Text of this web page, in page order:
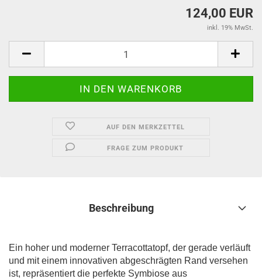
124,00 EUR
inkl. 19% MwSt.
AUF DEN MERKZETTEL
FRAGE ZUM PRODUKT
Beschreibung
Ein hoher und moderner Terracottatopf, der gerade verläuft
und mit einem innovativen abgeschrägten Rand versehen
ist, repräsentiert die perfekte Symbiose aus